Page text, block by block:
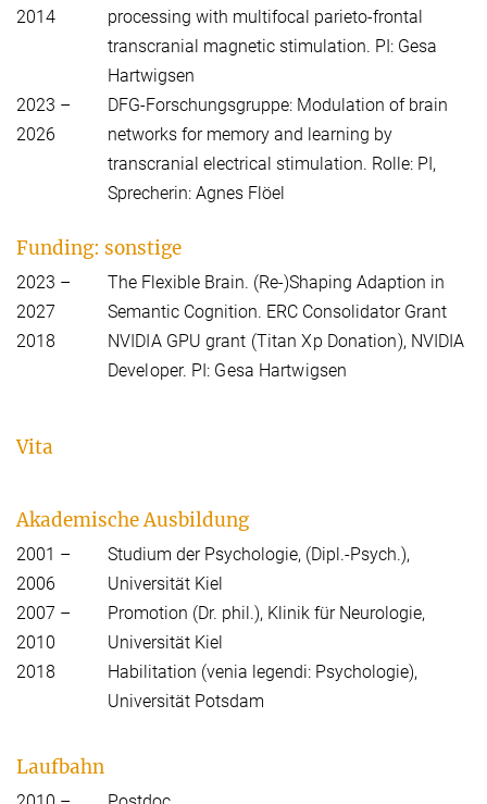
2014
processing with multifocal parieto-frontal
transcranial magnetic stimulation. PI: Gesa
Hartwigsen
2023 –
2026
DFG-Forschungsgruppe: Modulation of brain
networks for memory and learning by
transcranial electrical stimulation. Rolle: PI,
Sprecherin: Agnes Flöel
Funding: sonstige
2023 –
2027
The Flexible Brain. (Re-)Shaping Adaption in
Semantic Cognition. ERC Consolidator Grant
2018
NVIDIA GPU grant (Titan Xp Donation), NVIDIA
Developer. PI: Gesa Hartwigsen
Vita
Akademische Ausbildung
2001 –
2006
Studium der Psychologie, (Dipl.-Psych.),
Universität Kiel
2007 –
2010
Promotion (Dr. phil.), Klinik für Neurologie,
Universität Kiel
2018
Habilitation (venia legendi: Psychologie),
Universität Potsdam
Laufbahn